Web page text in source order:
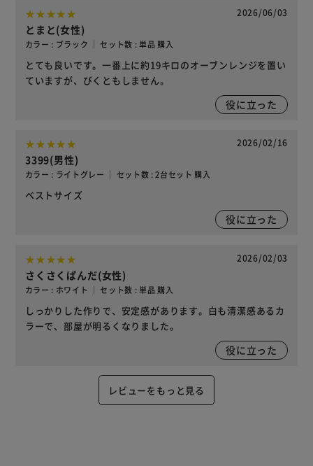
2026/06/03
とまと(女性)
カラー : ブラック ｜ セット数 : 単品 購入
とても良いです。一番上に約19キロのオーブンレンジを置い
ていますが、びくともしません。
役に立った
2026/02/16
3399(男性)
カラー : ライトグレー ｜ セット数 : 2台セット 購入
ベストサイズ
役に立った
2026/02/03
さくさくぱんだ(女性)
カラー : ホワイト ｜ セット数 : 単品 購入
しっかりした作りで、安定感があります。白も清潔感あるカ
ラーで、部屋が明るくなりました。
役に立った
レビューをもっと見る